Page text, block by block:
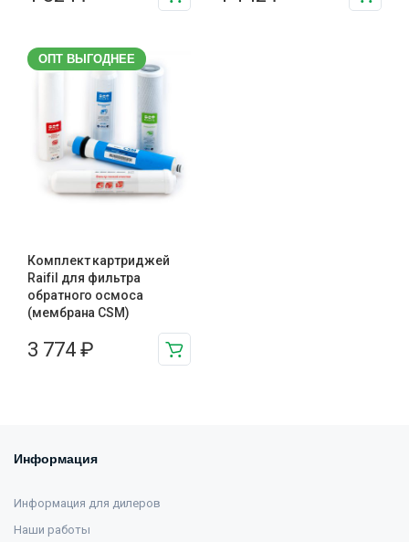
ОПТ ВЫГОДНЕЕ
Комплект картриджей
Raifil для фильтра
обратного осмоса
(мембрана CSM)
3 774 ₽
Информация
Информация для дилеров
Наши работы